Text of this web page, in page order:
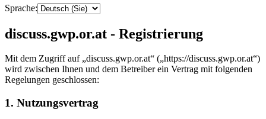
Sprache:
discuss.gwp.or.at - Registrierung
Mit dem Zugriff auf „discuss.gwp.or.at“ („https://discuss.gwp.or.at“)
wird zwischen Ihnen und dem Betreiber ein Vertrag mit folgenden
Regelungen geschlossen:
1. Nutzungsvertrag